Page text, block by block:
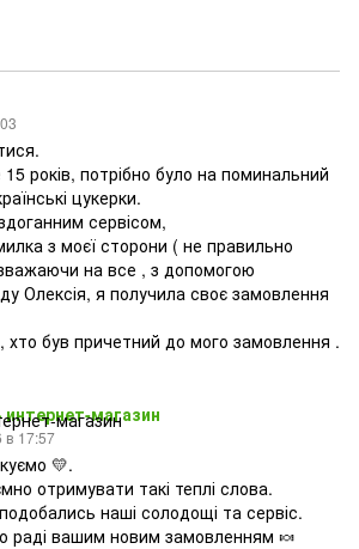
років, потрібно було на поминальний
цукерки.
сервісом,
з моєї сторони ( не правильно
на все , з допомогою
Олексія, я получила своє замовлення
був причетний до мого замовлення .
магазин
в 17:57
💛.
отримувати такі теплі слова.
наші солодощі та сервіс.
раді вашим новим замовленням 🍬